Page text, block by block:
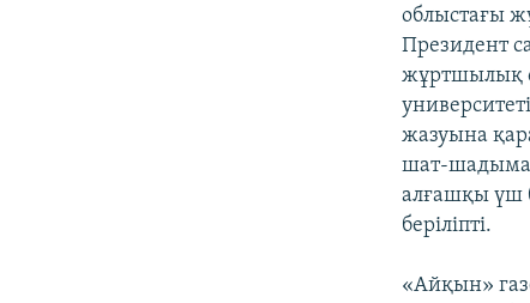
облыстағы
Президент
жұртшылық
жазуына
шат-
алғашқы үш
беріліпті.
«Айқын»